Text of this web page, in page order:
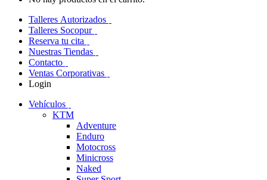
Talleres Autorizados
Talleres Socopur
Reserva tu cita
Nuestras Tiendas
Contacto
Ventas Corporativas
Login
Vehículos
KTM
Adventure
Enduro
Motocross
Minicross
Naked